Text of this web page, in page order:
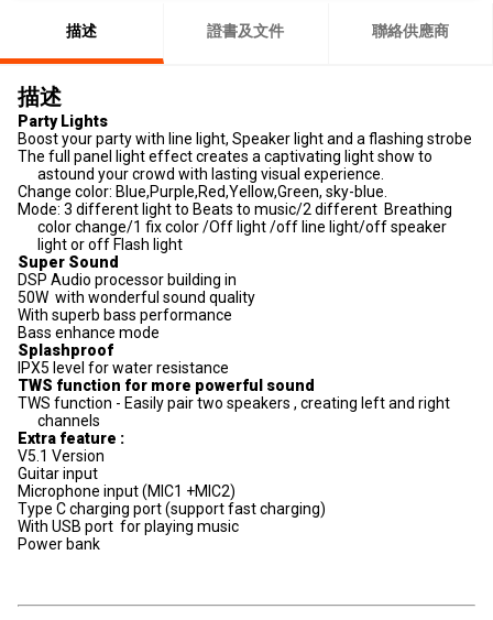
描述 證書及文件 聯絡供應商
描述
Party Lights
Boost your party with line light, Speaker light and a flashing strobe
The full panel light effect creates a captivating light show to
astound your crowd with lasting visual experience.
Change color: Blue,Purple,Red,Yellow,Green, sky-blue.
Mode: 3 different light to Beats to music/2 different Breathing
color change/1 fix color /Off light /off line light/off speaker
light or off Flash light
Super Sound
DSP Audio processor building in
50W with wonderful sound quality
With superb bass performance
Bass enhance mode
Splashproof
IPX5 level for water resistance
TWS function for more powerful sound
TWS function - Easily pair two speakers , creating left and right
channels
Extra feature :
V5.1 Version
Guitar input
Microphone input (MIC1 +MIC2)
Type C charging port (support fast charging)
With USB port for playing music
Power bank